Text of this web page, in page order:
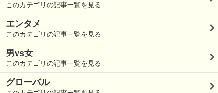
このカテゴリの記事一覧を見る
エンタメ
このカテゴリの記事一覧を見る
男vs女
このカテゴリの記事一覧を見る
グローバル